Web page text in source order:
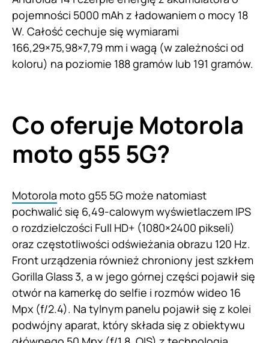
pojemności 5000 mAh z ładowaniem o mocy 18
W. Całość cechuje się wymiarami
166,29×75,98×7,79 mm i wagą (w zależności od
koloru) na poziomie 188 gramów lub 191 gramów.
Co oferuje Motorola
moto g55 5G?
Motorola moto g55 5G może natomiast
pochwalić się 6,49-calowym wyświetlaczem IPS
o rozdzielczości Full HD+ (1080×2400 pikseli)
oraz częstotliwości odświeżania obrazu 120 Hz.
Front urządzenia również chroniony jest szkłem
Gorilla Glass 3, a w jego górnej części pojawił się
otwór na kamerkę do selfie i rozmów wideo 16
Mpx (f/2.4). Na tylnym panelu pojawił się z kolei
podwójny aparat, który składa się z obiektywu